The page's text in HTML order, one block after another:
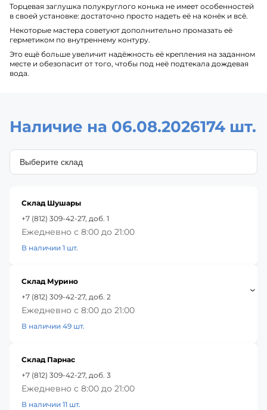
Торцевая заглушка полукруглого конька не имеет особенностей
в своей установке: достаточно просто надеть её на конёк и всё.
Некоторые мастера советуют дополнительно промазать её
герметиком по внутреннему контуру.
Это ещё больше увеличит надёжность её крепления на заданном
месте и обезопасит от того, чтобы под неё подтекала дождевая
вода.
Наличие на 06.08.2026174 шт.
Склад Шушары
+7 (812) 309-42-27, доб. 1
Ежедневно с 8:00 до 21:00
В наличии 1 шт.
Склад Мурино
+7 (812) 309-42-27, доб. 2
Ежедневно с 8:00 до 21:00
В наличии 49 шт.
Склад Парнас
+7 (812) 309-42-27, доб. 3
Ежедневно с 8:00 до 21:00
В наличии 11 шт.